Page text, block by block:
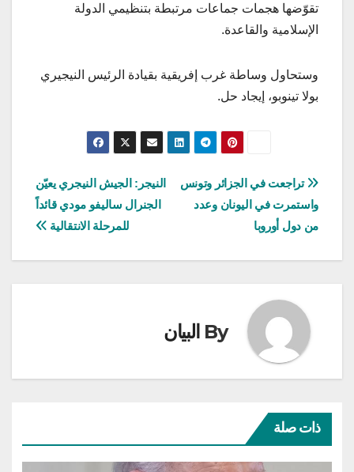
تقوّضها هجمات جماعات مرتبطة بتنظيمي الدولة
الإسلامية والقاعدة.
وستحاول وساطة غرب إفريقية بقيادة الرئيس النيجيري
بولا تينوبو، إيجاد حل.
تصفّح
المقالات
النيجر: الجيش النيجري يعيّن
الجنرال ساليفو مودي قائداً
للمرحلة الانتقالية
تراجعت في الجزائر وتونس
واستمرت في اليونان وعدد
من دول أوروبا
By البيان
ذات صلة